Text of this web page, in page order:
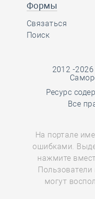
Формы
Связаться
Поиск
2012 -
Ресурс
Все
На портале
ошибками.
нажмите
могут